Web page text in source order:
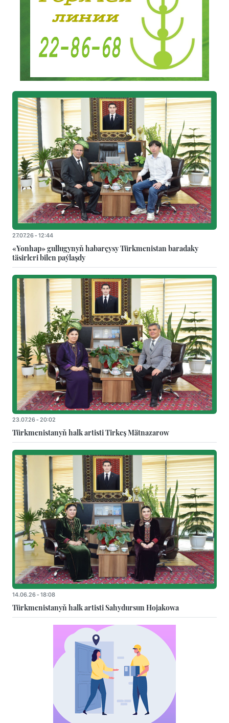
27.07.26 - 12:44
«Yonhap» gullugynyň habarçysy Türkmenistan baradaky
täsirleri bilen paýlaşdy
23.07.26 - 20:02
Türkmenistanyň halk artisti Tirkeş Mätnazarow
14.06.26 - 18:08
Türkmenistanyň halk artisti Sahydursun Hojakowa